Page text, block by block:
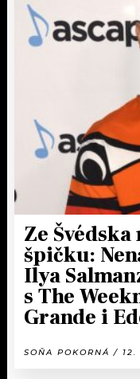
Ze
špičku:
Ilya
s The
Grande i
SOŇA POKORNÁ /